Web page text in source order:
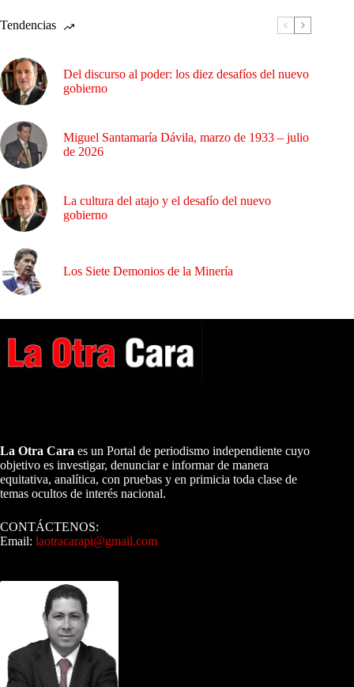
Tendencias
Del discurso al poder: los diez desafíos del nuevo
gobierno
Miguel Santamaría Dávila, marzo de 1933 – julio
de 2026
La cultura del atajo y el desafío del nuevo
gobierno
Los Siete Demonios de la Minería
La Otra Cara es un Portal de periodismo independiente cuyo
objetivo es investigar, denunciar e informar de manera
equitativa, analítica, con pruebas y en primicia toda clase de
temas ocultos de interés nacional.
CONTÁCTENOS:
Email: laotracarapi@gmail.com